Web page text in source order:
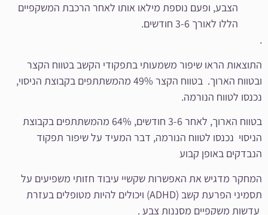
הצבע, ופעם נוספת מילאו אותו לאחר הרכבת המשקפיים
הללו לאורך 3-6 חודשים.
.
התוצאות הראו שיפור משמעותי בתפקודי הקשב בטווח הקצר
ובטווח הארוך. בטווח הקצר 49% מהמשתתפים בקבוצת הניסוי,
נכנסו לטווח הנורמה.
בטווח הארוך, לאחר 3-6 חודשים, 64% מהמשתתפים בקבוצת
הניסוי נכנסו לטווח הנורמה, דבר המעיד על שיפור תפקוד
הנבדקים באופן קבוע
המחקר מדגיש את האפשרות שקשיי עיבוד חזותי משפיעים על
תסמיני הפרעת קשב (ADHD) ויכולים להיות מטופלים בעזרת
עדשות משקפיים מסננות צבע .